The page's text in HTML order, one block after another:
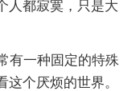
人都寂寞，只是大
一种固定的特殊
个厌烦的世界。